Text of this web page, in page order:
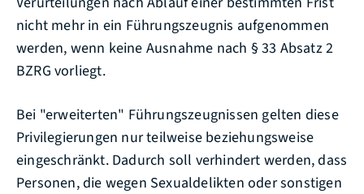
nicht mehr in ein Führungszeugnis aufgenommen
werden, wenn keine Ausnahme nach § 33 Absatz 2
BZRG vorliegt.
Bei "erweiterten" Führungszeugnissen gelten diese
Privilegierungen nur teilweise beziehungsweise
eingeschränkt. Dadurch soll verhindert werden, dass
Personen, die wegen Sexualdelikten oder sonstigen